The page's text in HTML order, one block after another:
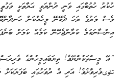
ހުކުރު ހުތުބާގައި ވަނީ ދުންޔަވީ ޙަޔާތަކީ
ވެސް މަރުގެ ރަހަ ދެކޭނޭ މީހެއްކަން
އިންސާނަކުމެ ކުރާންޖެހޭނޭ ކަމެއް ކަމަށް
”އޭ މީސްތަކުންނޭވެ! ތިޔަބައިމީހުންގެ
تقوىވެރިވާށެވެ! އަދި އެ ދުވަހުގައި